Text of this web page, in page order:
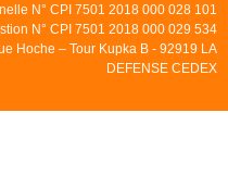
N° CPI 7501 2018 000 028 101
N° CPI 7501 2018 000 029 534
Hoche – Tour Kupka B - 92919 LA
DEFENSE CEDEX